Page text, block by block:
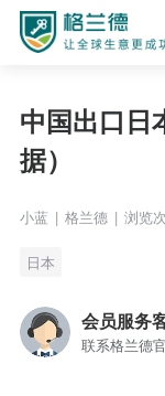
中国出口日
据）
小蓝 | 格兰德 | 浏览
日本
会员服务
联系格兰德